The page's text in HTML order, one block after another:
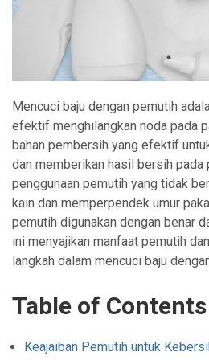
Mencuci baju dengan pemutih
efektif menghilangkan noda pada
bahan pembersih yang efektif
dan memberikan hasil bersih pada
penggunaan pemutih yang tidak
kain dan memperpendek umur
pemutih digunakan dengan benar
ini menyajikan manfaat pemutih
langkah dalam mencuci baju
Table of Contents
Keajaiban Pemutih untuk